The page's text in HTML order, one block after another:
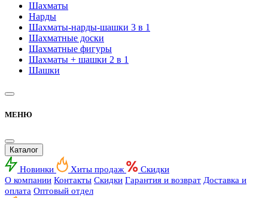
Шахматы
Нарды
Шахматы-нарды-шашки 3 в 1
Шахматные доски
Шахматные фигуры
Шахматы + шашки 2 в 1
Шашки
МЕНЮ
Каталог
Новинки Хиты продаж
Скидки
О компании Контакты Скидки Гарантия и возврат Доставка и
оплата Оптовый отдел